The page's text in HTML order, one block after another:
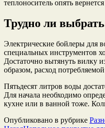
теплоноситель опять
Трудно ли
Электрические бойлеры для
специальных инструментов
Достаточно вытянуть вилку
образом, расход
Пятьдесят литров воды
Для начала необходимо
кухне или в ванной тоже.
Опубликовано в рубрике